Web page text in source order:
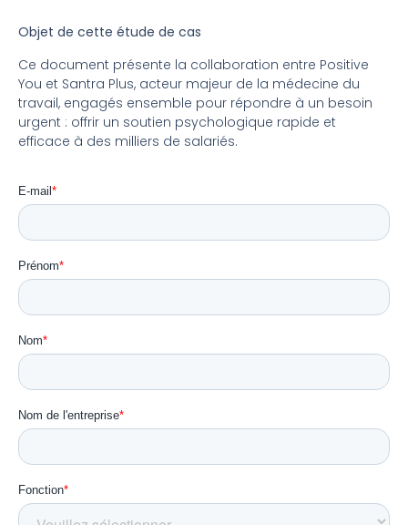
Objet de cette étude de cas
Ce document présente la collaboration entre Positive
You et Santra Plus, acteur majeur de la médecine du
travail, engagés ensemble pour répondre à un besoin
urgent : offrir un soutien psychologique rapide et
efficace à des milliers de salariés.